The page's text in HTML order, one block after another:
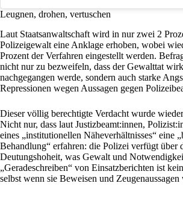
Leugnen, drohen, vertuschen
Laut Staatsanwaltschaft wird in nur zwei 2
Polizeigewalt eine Anklage erhoben, wobei
Prozent der Verfahren eingestellt werden.
nicht nur zu bezweifeln, dass der Gewalttat
nachgegangen werde, sondern auch starke
Repressionen wegen Aussagen gegen
Dieser völlig berechtigte Verdacht wurde
Nicht nur, dass laut Justizbeamt:innen,
eines „institutionellen Näheverhältnisses“ eine
Behandlung“ erfahren: die Polizei verfügt über
Deutungshoheit, was Gewalt und
„Geradeschreiben“ von Einsatzberichten ist
selbst wenn sie Beweisen und Zeugenaussagen